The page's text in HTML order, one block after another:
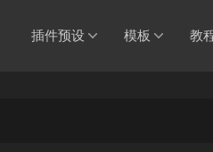
插件预设 模板 教